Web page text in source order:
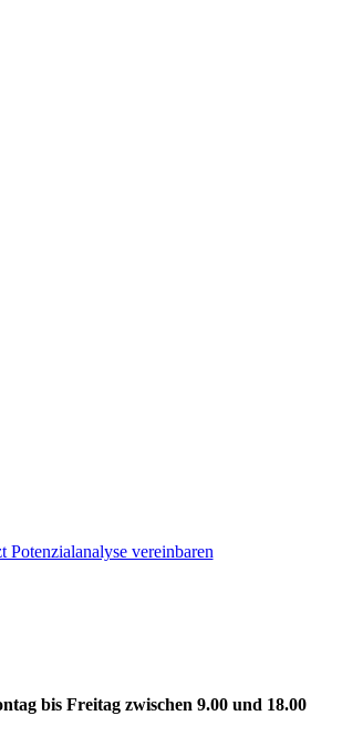
Potenzialanalyse vereinbaren
bis Freitag zwischen 9.00 und 18.00